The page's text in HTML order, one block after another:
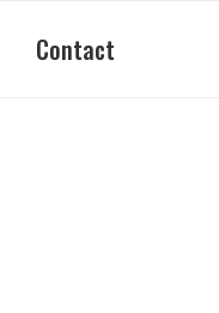
Contact